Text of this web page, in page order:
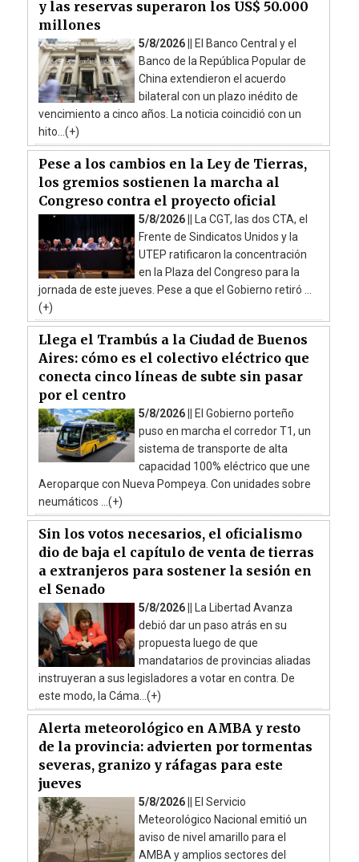
y las reservas superaron los US$ 50.000
millones
5/8/2026 ||
El Banco Central y el
Banco de la República Popular de
China extendieron el acuerdo
bilateral con un plazo inédito de
vencimiento a cinco años. La noticia coincidió con un
hito...(+)
Pese a los cambios en la Ley de Tierras,
los gremios sostienen la marcha al
Congreso contra el proyecto oficial
5/8/2026 ||
La CGT, las dos CTA, el
Frente de Sindicatos Unidos y la
UTEP ratificaron la concentración
en la Plaza del Congreso para la
jornada de este jueves. Pese a que el Gobierno retiró ...
(+)
Llega el Trambús a la Ciudad de Buenos
Aires: cómo es el colectivo eléctrico que
conecta cinco líneas de subte sin pasar
por el centro
5/8/2026 ||
El Gobierno porteño
puso en marcha el corredor T1, un
sistema de transporte de alta
capacidad 100% eléctrico que une
Aeroparque con Nueva Pompeya. Con unidades sobre
neumáticos ...(+)
Sin los votos necesarios, el oficialismo
dio de baja el capítulo de venta de tierras
a extranjeros para sostener la sesión en
el Senado
5/8/2026 ||
La Libertad Avanza
debió dar un paso atrás en su
propuesta luego de que
mandatarios de provincias aliadas
instruyeran a sus legisladores a votar en contra. De
este modo, la Cáma...(+)
Alerta meteorológico en AMBA y resto
de la provincia: advierten por tormentas
severas, granizo y ráfagas para este
jueves
5/8/2026 ||
El Servicio
Meteorológico Nacional emitió un
aviso de nivel amarillo para el
AMBA y amplios sectores del